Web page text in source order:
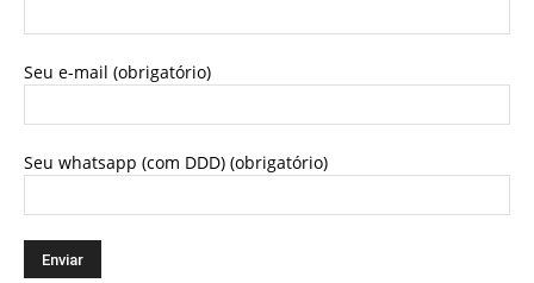
Seu e-mail (obrigatório)
Seu whatsapp (com DDD) (obrigatório)